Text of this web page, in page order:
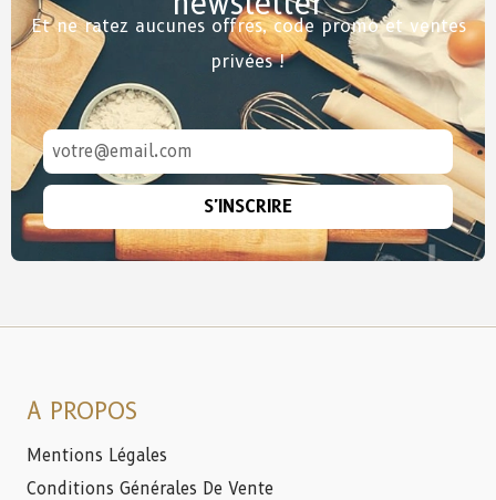
Et ne ratez aucunes offres, code promo et ventes
privées !
S'INSCRIRE
A PROPOS
Mentions Légales
Conditions Générales De Vente